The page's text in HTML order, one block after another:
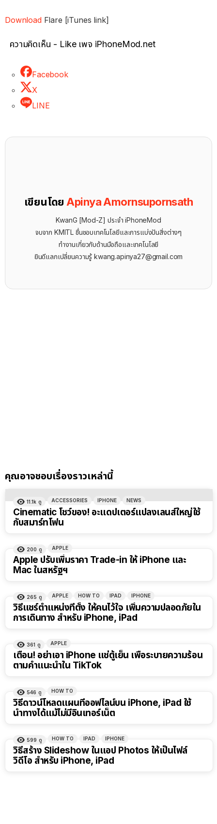
Download Flare [iTunes link]
ความคิดเห็น - Like เพจ iPhoneMod.net
Facebook
X
LINE
เขียนโดย Apinya Amornsupornsath
KwanG [Mod-Z] ประจำ iPhoneMod
จบจาก KMITL ชื่นชอบเทคโนโลยีและการแบ่งปันสิ่งต่างๆ
ทำงานเกี่ยวกับด้านมือถือและเทคโนโลยี
ยินดีแลกเปลี่ยนความรู้kwang.apinya27@gmail.com
คุณอาจชอบเรื่องราวเหล่านี้
11.1k ดู ACCESSORIES IPHONE NEWS
Cinematic โชว์ของ! อะแดปเตอร์แปลงเลนส์ใหญ่ใช้
กับสมาร์ทโฟน
200 ดู APPLE
Apple ปรับเพิ่มราคา Trade-in ให้ iPhone และ
Mac ในสหรัฐฯ
265 ดู APPLE HOW TO IPAD IPHONE
วิธีแชร์ตำแหน่งที่ตั้ง ให้คนไว้ใจ เพิ่มความปลอดภัยใน
การเดินทาง สำหรับ iPhone, iPad
361 ดู APPLE
เตือน! อย่าเอา iPhone แช่ตู้เย็น เพื่อระบายความร้อน
ตามคำแนะนำใน TikTok
546 ดู HOW TO
วิธีดาวน์โหลดแผนที่ออฟไลน์บน iPhone, iPad ใช้
นำทางได้แม้ไม่มีอินเทอร์เน็ต
599 ดู HOW TO IPAD IPHONE
วิธีสร้าง Slideshow ในแอป Photos ให้เป็นไฟล์
วิดีโอ สำหรับ iPhone, iPad